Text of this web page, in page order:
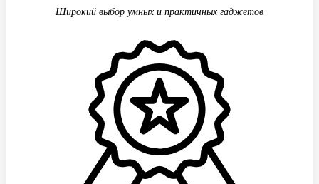
Широкий выбор умных и практичных гаджетов